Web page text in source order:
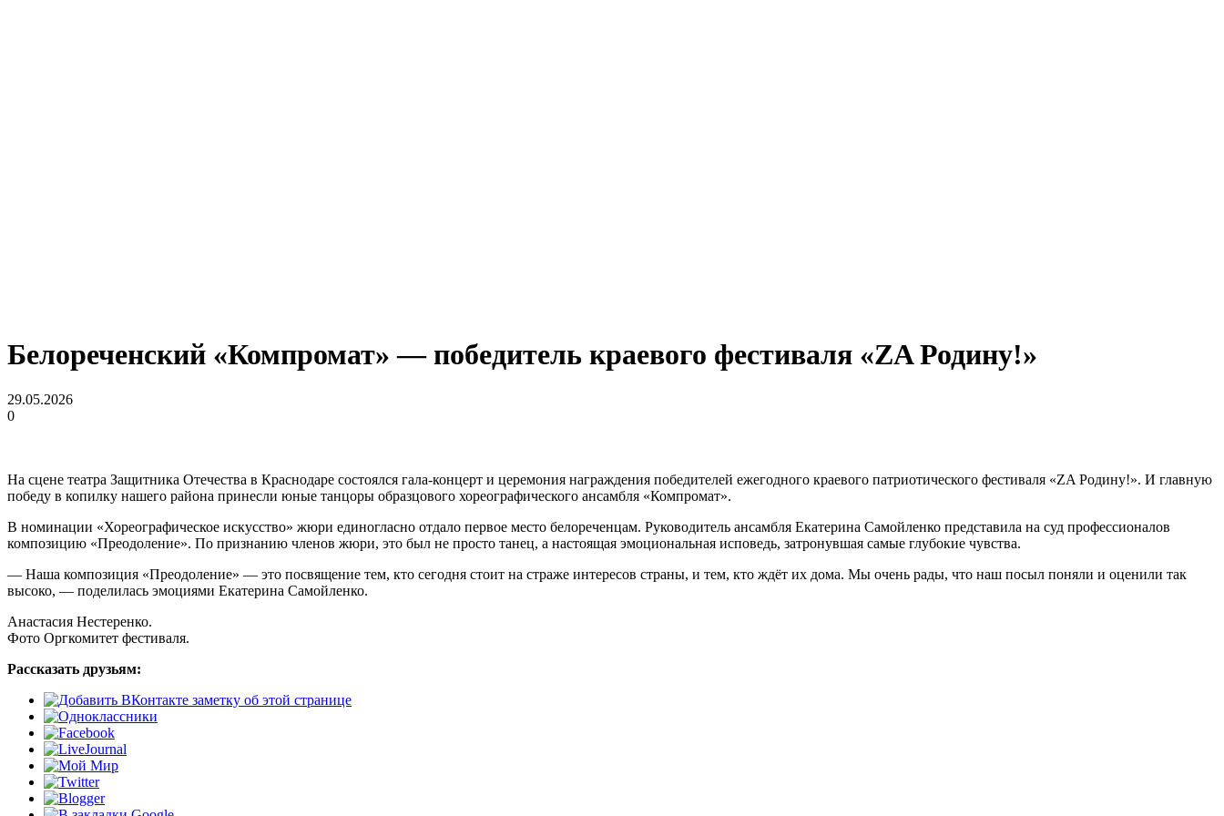
Белореченский «Компромат» — победитель краевого фестиваля «ZA Родину!»
29.05.2026
0
На сцене театра Защитника Отечества в Краснодаре состоялся гала-концерт и церемония награждения победителей ежегодного краевого патриотического фестиваля «ZA Родину!». И главную
победу в копилку нашего района принесли юные танцоры образцового хореографического ансамбля «Компромат».
В номинации «Хореографическое искусство» жюри единогласно отдало первое место белореченцам. Руководитель ансамбля Екатерина Самойленко представила на суд профессионалов
композицию «Преодоление». По признанию членов жюри, это был не просто танец, а настоящая эмоциональная исповедь, затронувшая самые глубокие чувства.
— Наша композиция «Преодоление» — это посвящение тем, кто сегодня стоит на страже интересов страны, и тем, кто ждёт их дома. Мы очень рады, что наш посыл поняли и оценили так
высоко, — поделилась эмоциями Екатерина Самойленко.
Анастасия Нестеренко.
Фото Оргкомитет фестиваля.
Рассказать друзьям: